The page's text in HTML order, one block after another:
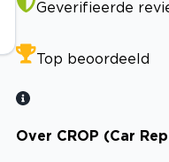
Geverifieerde
Top beoordeeld
Over CROP (Car